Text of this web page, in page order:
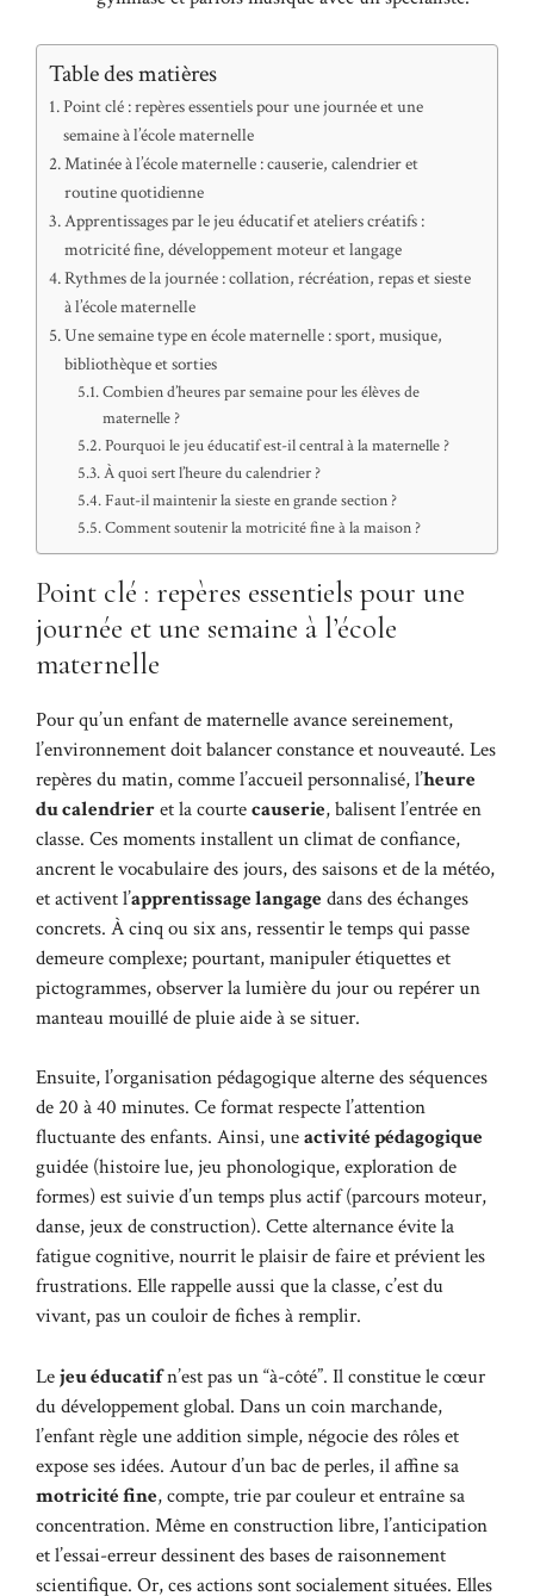
Table des matières
Point clé : repères essentiels pour une journée et une
semaine à l’école maternelle
Matinée à l’école maternelle : causerie, calendrier et
routine quotidienne
Apprentissages par le jeu éducatif et ateliers créatifs :
motricité fine, développement moteur et langage
Rythmes de la journée : collation, récréation, repas et sieste
à l’école maternelle
Une semaine type en école maternelle : sport, musique,
bibliothèque et sorties
Combien d’heures par semaine pour les élèves de
maternelle ?
Pourquoi le jeu éducatif est-il central à la maternelle ?
À quoi sert l’heure du calendrier ?
Faut-il maintenir la sieste en grande section ?
Comment soutenir la motricité fine à la maison ?
Point clé : repères essentiels pour une
journée et une semaine à l’école
maternelle
Pour qu’un enfant de maternelle avance sereinement,
l’environnement doit balancer constance et nouveauté. Les
repères du matin, comme l’accueil personnalisé, l’heure
du calendrieret la courtecauserie, balisent l’entrée en
classe. Ces moments installent un climat de confiance,
ancrent le vocabulaire des jours, des saisons et de la météo,
et activent l’apprentissage langagedans des échanges
concrets. À cinq ou six ans, ressentir le temps qui passe
demeure complexe; pourtant, manipuler étiquettes et
pictogrammes, observer la lumière du jour ou repérer un
manteau mouillé de pluie aide à se situer.
Ensuite, l’organisation pédagogique alterne des séquences
de 20 à 40 minutes. Ce format respecte l’attention
fluctuante des enfants. Ainsi, uneactivité pédagogique
guidée (histoire lue, jeu phonologique, exploration de
formes) est suivie d’un temps plus actif (parcours moteur,
danse, jeux de construction). Cette alternance évite la
fatigue cognitive, nourrit le plaisir de faire et prévient les
frustrations. Elle rappelle aussi que la classe, c’est du
vivant, pas un couloir de fiches à remplir.
Lejeu éducatifn’est pas un “à-côté”. Il constitue le cœur
du développement global. Dans un coin marchande,
l’enfant règle une addition simple, négocie des rôles et
expose ses idées. Autour d’un bac de perles, il affine sa
motricité fine, compte, trie par couleur et entraîne sa
concentration. Même en construction libre, l’anticipation
et l’essai-erreur dessinent des bases de raisonnement
scientifique. Or, ces actions sont socialement situées. Elles